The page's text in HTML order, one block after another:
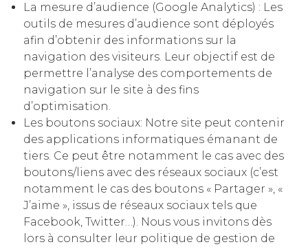
La mesure d’audience (Google Analytics) : Les
outils de mesures d’audience sont déployés
afin d’obtenir des informations sur la
navigation des visiteurs. Leur objectif est de
permettre l’analyse des comportements de
navigation sur le site à des fins
d’optimisation.
Les boutons sociaux: Notre site peut contenir
des applications informatiques émanant de
tiers. Ce peut être notamment le cas avec des
boutons/liens avec des réseaux sociaux (c’est
notamment le cas des boutons « Partager », «
J’aime », issus de réseaux sociaux tels que
Facebook, Twitter…). Nous vous invitons dès
lors à consulter leur politique de gestion de